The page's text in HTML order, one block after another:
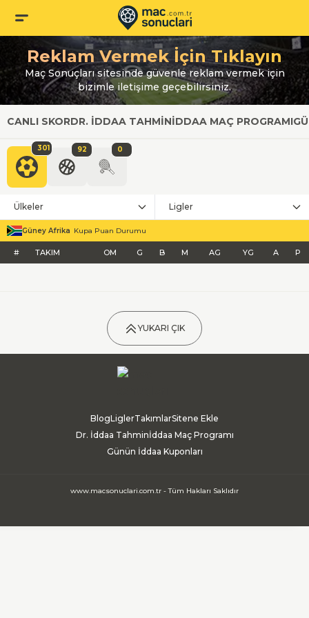
Reklam Vermek İçin Tıklayın
Maç Sonuçları sitesinde güvenle reklam vermek için
bizimle iletişime geçebilirsiniz.
CANLI SKORDR. İDDAA TAHMINİDDAA MAÇ PROGRAMI
301 92 0
Ülkeler Ligler
Güney Afrika Kupa Puan Durumu
# TAKIM OM G B M AG YG A P
YUKARI ÇIK
BlogLiglerTakımlarSitene Ekle
Dr. İddaa Tahminİddaa Maç Programı
Günün İddaa Kuponları
www.macsonuclari.com.tr - Tüm Hakları Saklıdır